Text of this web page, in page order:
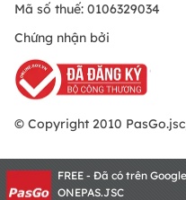
Mã số thuế: 0106329034
Chứng nhận bởi
© Copyright 2010
FREE - Đã có trên
ONEPAS.JSC